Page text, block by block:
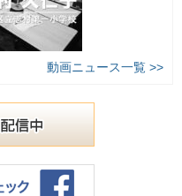
動画ニュース一覧 >>